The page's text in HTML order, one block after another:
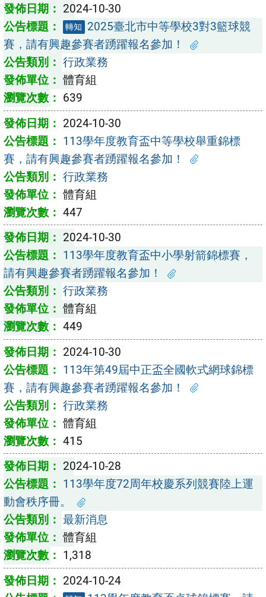
2024-10-30
轉知
2025臺北市中等學校3對3籃球競
賽，請有興趣參賽者踴躍報名參加！
行政業務
體育組
639
2024-10-30
113學年度教育盃中等學校舉重錦標
賽，請有興趣參賽者踴躍報名參加！
行政業務
體育組
447
2024-10-30
113學年度教育盃中小學射箭錦標賽，
請有興趣參賽者踴躍報名參加！
行政業務
體育組
449
2024-10-30
113年第49屆中正盃全國軟式網球錦標
賽，請有興趣參賽者踴躍報名參加！
行政業務
體育組
415
2024-10-28
113學年度72周年校慶系列競賽陸上運
動會秩序冊。
最新消息
體育組
1,318
2024-10-24